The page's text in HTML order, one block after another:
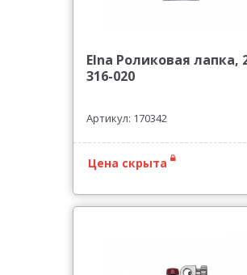
Elna Роликовая лапка,
316-020
Артикул: 170342
Цена скрыта